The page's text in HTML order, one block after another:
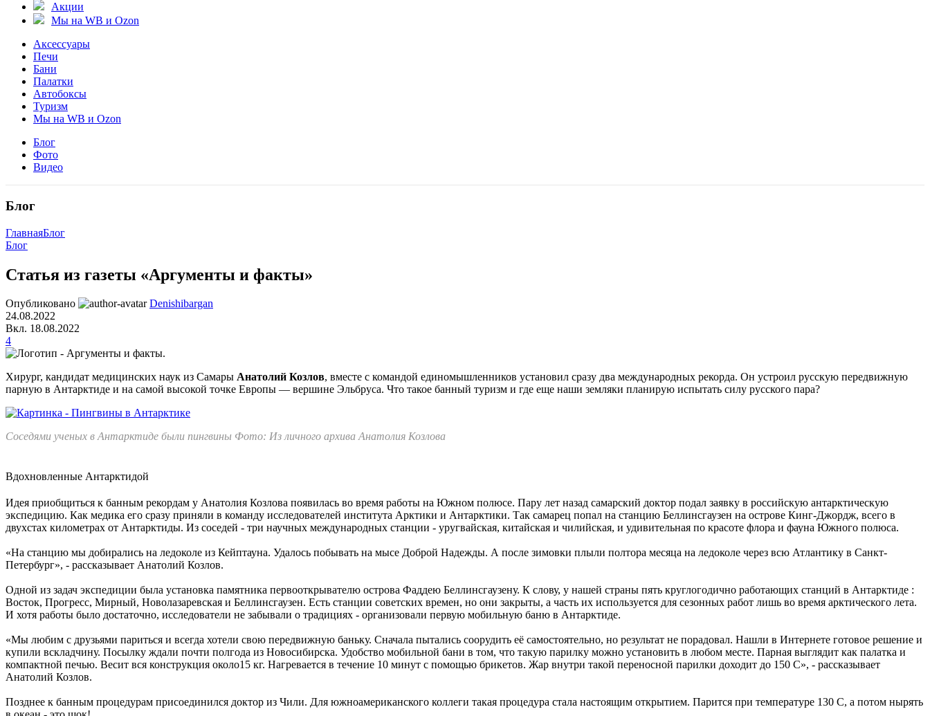
Акции
Мы на WB и Ozon
Аксессуары
Печи
Бани
Палатки
Автобоксы
Туризм
Мы на WB и Ozon
Блог
Фото
Видео
Блог
ГлавнаяБлог
Блог
Статья из газеты «Аргументы и факты»
Опубликовано
Denishibargan
24.08.2022
Вкл. 18.08.2022
4
Хирург, кандидат медицинских наук из Самары Анатолий Козлов, вместе с командой единомышленников установил сразу два международных рекорда. Он устроил русскую передвижную
парную в Антарктиде и на самой высокой точке Европы — вершине Эльбруса. Что такое банный туризм и где еще наши земляки планирую испытать силу русского пара?
Соседями ученых в Антарктиде были пингвины Фото: Из личного архива Анатолия Козлова
Вдохновленные Антарктидой
Идея приобщиться к банным рекордам у Анатолия Козлова появилась во время работы на Южном полюсе. Пару лет назад самарский доктор подал заявку в российскую антарктическую
экспедицию. Как медика его сразу приняли в команду исследователей института Арктики и Антарктики. Так самарец попал на станцию Беллинсгаузен на острове Кинг-Джордж, всего в
двухстах километрах от Антарктиды. Из соседей - три научных международных станции - уругвайская, китайская и чилийская, и удивительная по красоте флора и фауна Южного полюса.
«На станцию мы добирались на ледоколе из Кейптауна. Удалось побывать на мысе Доброй Надежды. А после зимовки плыли полтора месяца на ледоколе через всю Атлантику в Санкт-
Петербург», - рассказывает Анатолий Козлов.
Одной из задач экспедиции была установка памятника первооткрывателю острова Фаддею Беллинсгаузену. К слову, у нашей страны пять круглогодично работающих станций в Антарктиде :
Восток, Прогресс, Мирный, Новолазаревская и Беллинсгаузен. Есть станции советских времен, но они закрыты, а часть их используется для сезонных работ лишь во время арктического лета.
И хотя работы было достаточно, исследователи не забывали о традициях - организовали первую мобильную баню в Антарктиде.
«Мы любим с друзьями париться и всегда хотели свою передвижную баньку. Сначала пытались соорудить её самостоятельно, но результат не порадовал. Нашли в Интернете готовое решение и
купили вскладчину. Посылку ждали почти полгода из Новосибирска. Удобство мобильной бани в том, что такую парилку можно установить в любом месте. Парная выглядит как палатка и
компактной печью. Весит вся конструкция около15 кг. Нагревается в течение 10 минут с помощью брикетов. Жар внутри такой переносной парилки доходит до 150 С», - рассказывает
Анатолий Козлов.
Позднее к банным процедурам присоединился доктор из Чили. Для южноамериканского коллеги такая процедура стала настоящим открытием. Парится при температуре 130 С, а потом нырять